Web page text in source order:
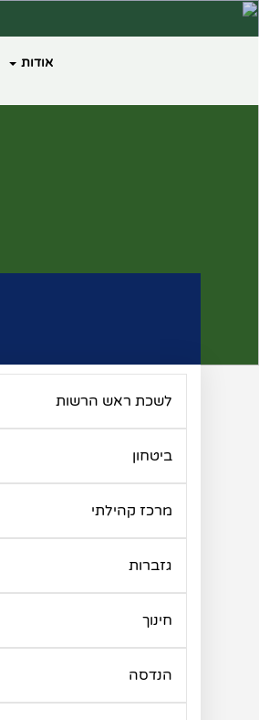
אודות
לשכת ראש הרשות
ביטחון
מרכז קהילתי
גזברות
חינוך
הנדסה